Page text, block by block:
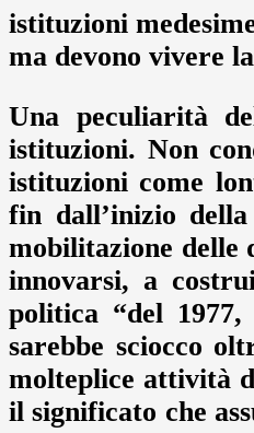
istituzioni
ma devono vivere
Una peculiarità
istituzioni. Non
istituzioni come
fin dall’inizio
mobilitazione
innovarsi, a
politica “del
sarebbe sciocco
molteplice attività
il significato che